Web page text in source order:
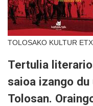
TOLOSAKO KULTUR
Tertulia
saioa izango
Tolosan.